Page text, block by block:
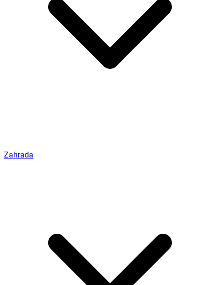
Zahrada